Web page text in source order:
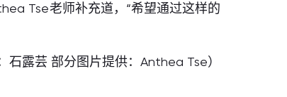
Tse老师补充道，“希望通过这样的
石露芸 部分图片提供：Anthea Tse）